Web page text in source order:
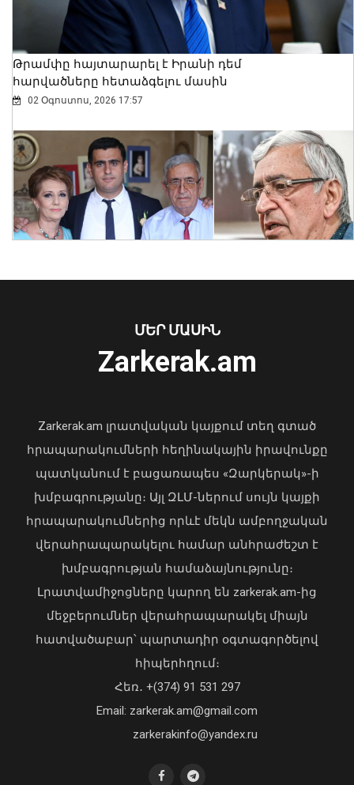
կազմակերպման Հայաստանի
առաջնահերթությունները
06 Օգոստոս, 2026 21:44
Ազգային երաժշտության «Ճախրուկ»
ամենամյա միջազգային ներառական
6-րդ փառատոնը
Թրամփը հայտարարել է Իրանի դեմ
հարվածները հետաձգելու մասին
02 Օգոստոս, 2026 17:57
«Պարտվեցինք դաժան հիվանդության
04 Օգոստոս, 2026 19:12
Վարչապետ Փաշինյանն այցելել է
«ԷԼԵՎԵՅԹ ԷՅԱՅ» արհեստական
բանականության գործարան
ՄԵՐ ՄԱՍԻՆ
Zarkerak.am
Zarkerak.am լրատվական կայքում տեղ գտած
հրապարակումների հեղինակային իրավունքը
պատկանում է բացառապես «Զարկերակ»-ի
խմբագրությանը։ Այլ ԶԼՄ-ներում սույն կայքի
հրապարակումներից որևէ մեկն ամբողջական
վերահրապարակելու համար անհրաժեշտ է
խմբագրության համաձայնությունը։
Լրատվամիջոցները կարող են zarkerak.am-ից
մեջբերումներ վերահրապարակել միայն
հատվածաբար՝ պարտադիր օգտագործելով
հիպերհղում։
Հեռ․ +(374) 91 531 297
Email: zarkerak.am@gmail.com
zarkerakinfo@yandex.ru